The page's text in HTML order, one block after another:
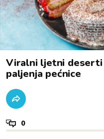
Viralni ljetni
paljenja pećnice
0